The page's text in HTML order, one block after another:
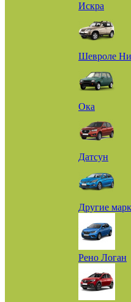
Искра
Шевроле
Ока
Датсун
Другие
Рено Логан